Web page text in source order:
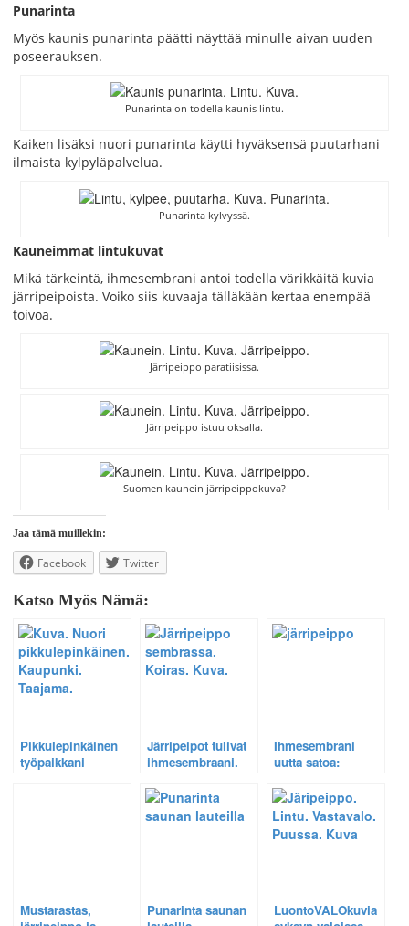
Punarinta
Myös kaunis punarinta päätti näyttää minulle aivan uuden
poseerauksen.
Punarinta on todella kaunis lintu.
Kaiken lisäksi nuori punarinta käytti hyväksensä puutarhani
ilmaista kylpyläpalvelua.
Punarinta kylvyssä.
Kauneimmat lintukuvat
Mikä tärkeintä, ihmesembrani antoi todella värikkäitä kuvia
järripeipoista. Voiko siis kuvaaja tälläkään kertaa enempää
toivoa.
Järripeippo paratiisissa.
Järripeippo istuu oksalla.
Suomen kaunein järripeippokuva?
Jaa tämä muillekin:
Facebook Twitter
Katso Myös Nämä:
Pikkulepinkäinen
työpaikkani
Järripeipot tulivat
ihmesembraani.
Ihmesembrani
uutta satoa:
järripeippo,
viherpeippo,
käpytikka ja
töyhtötiainen
Mustarastas,
Punarinta saunan
LuontoVALOkuvia